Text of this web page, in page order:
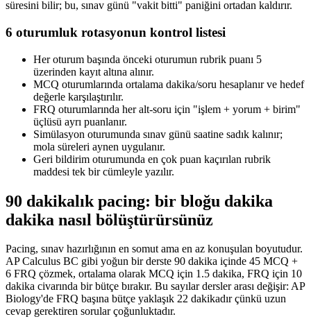
süresini bilir; bu, sınav günü "vakit bitti" paniğini ortadan kaldırır.
6 oturumluk rotasyonun kontrol listesi
Her oturum başında önceki oturumun rubrik puanı 5
üzerinden kayıt altına alınır.
MCQ oturumlarında ortalama dakika/soru hesaplanır ve hedef
değerle karşılaştırılır.
FRQ oturumlarında her alt-soru için "işlem + yorum + birim"
üçlüsü ayrı puanlanır.
Simülasyon oturumunda sınav günü saatine sadık kalınır;
mola süreleri aynen uygulanır.
Geri bildirim oturumunda en çok puan kaçırılan rubrik
maddesi tek bir cümleyle yazılır.
90 dakikalık pacing: bir bloğu dakika
dakika nasıl bölüştürürsünüz
Pacing, sınav hazırlığının en somut ama en az konuşulan boyutudur.
AP Calculus BC gibi yoğun bir derste 90 dakika içinde 45 MCQ +
6 FRQ çözmek, ortalama olarak MCQ için 1.5 dakika, FRQ için 10
dakika civarında bir bütçe bırakır. Bu sayılar dersler arası değişir: AP
Biology'de FRQ başına bütçe yaklaşık 22 dakikadır çünkü uzun
cevap gerektiren sorular çoğunluktadır.